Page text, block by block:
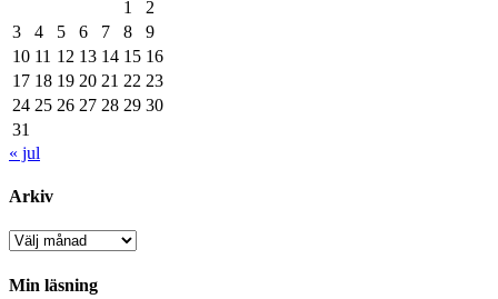
1
2
3
4 5 6 7 8
9
10 11 12 13 14 15 16
17 18 19 20 21 22 23
24 25 26 27 28 29 30
31
« jul
Arkiv
Arkiv
Min läsning